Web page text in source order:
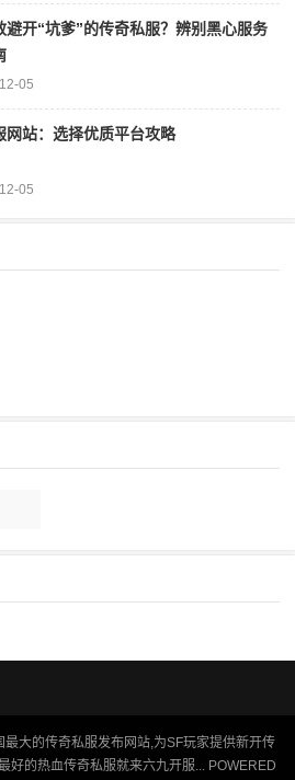
避开“坑爹”的传奇私服？辨别黑心服务
05
网站：选择优质平台攻略
05
最大的传奇私服发布网站,为SF玩家提供新开传
好的热血传奇私服就来六九开服... POWERED